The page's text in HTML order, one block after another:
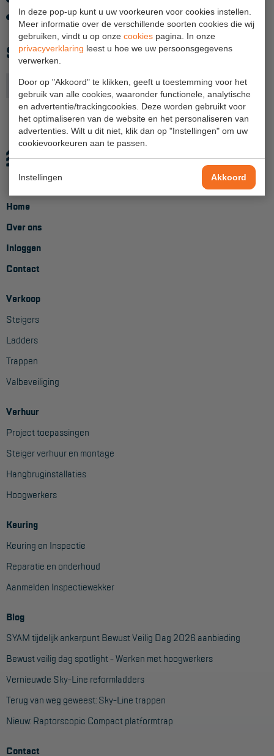
In deze pop-up kunt u uw voorkeuren voor cookies instellen.
Meer informatie over de verschillende soorten cookies die wij
gebruiken, vindt u op onze cookies pagina. In onze
privacyverklaring leest u hoe we uw persoonsgegevens
verwerken.
Door op "Akkoord" te klikken, geeft u toestemming voor het
gebruik van alle cookies, waaronder functionele, analytische
en advertentie/trackingcookies. Deze worden gebruikt voor
het optimaliseren van de website en het personaliseren van
advertenties. Wilt u dit niet, klik dan op "Instellingen" om uw
cookievoorkeuren aan te passen.
Instellingen Akkoord
Industrieel onderhoud
Hoogwerkers
Telescoop hoogwerkers
Knikarmhoogwerkers
Spinhoogwerkers
Schaarhoogwerkers
Masthoogwerkers
Autohoogwerkers
Laagbouw
Hoogbouw
Projectvoorbeelden
Reparatie en onderhoud
Aanmelden Inspectiewekker
OVER ONS
Vestigingen
Product video's
SUPPORT
Handleidingen
Afstand gevel onderzijde regenscherm ca. 2,2-2,5
SPECIFICATIES
Uitvoering breedte 250
Home
Over ons
Inloggen
Contact
Verkoop
Steigers
Ladders
Trappen
Valbeveiliging
Verhuur
Project toepassingen
Steiger verhuur en montage
Hangbruginstallaties
Hoogwerkers
Keuring
Keuring en Inspectie
Reparatie en onderhoud
Aanmelden Inspectiewekker
Blog
SYAM tijdelijk ankerpunt Bewust Veilig Dag 2026 aanbieding
Bewust veilig dag spotlight - Werken met hoogwerkers
Vernieuwde Sky-Line reformladders
Terug van weg geweest: Sky-Line trappen
Nieuw: Raptorscopic Compact platformtrap
Contact